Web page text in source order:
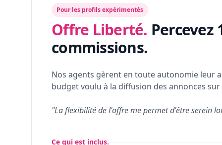
Pour les profils expérimentés
Offre Liberté. Percevez
commissions.
Nos agents gèrent en toute autonomie leur
budget voulu à la diffusion des annonces
"La flexibilité de l'offre me permet d'être serein
Ce qui est inclus.